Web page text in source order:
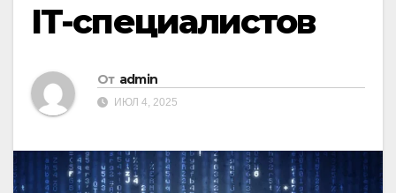
IT-специалистов
От admin
ИЮЛ 4, 2025